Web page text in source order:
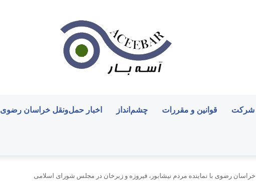
شرکت قوانین و مقررات چشم‌انداز اخبار حمل‌ونقل خراسان رضوی
رضوی با نماینده مردم نیشابور، فیروزه و زبرخان در مجلس شورای اسلامی